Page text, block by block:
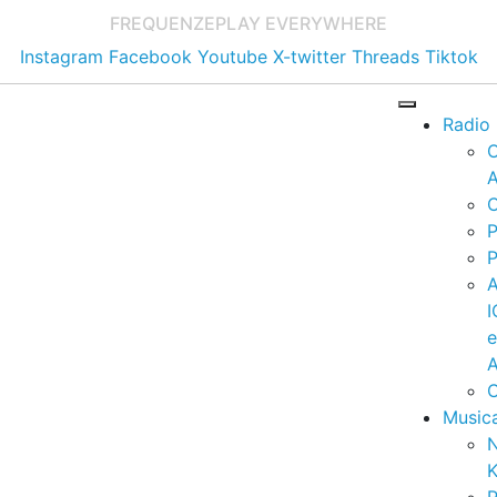
FREQUENZEPLAY EVERYWHERE
Instagram Facebook Youtube X-twitter Threads Tiktok
Radio
e